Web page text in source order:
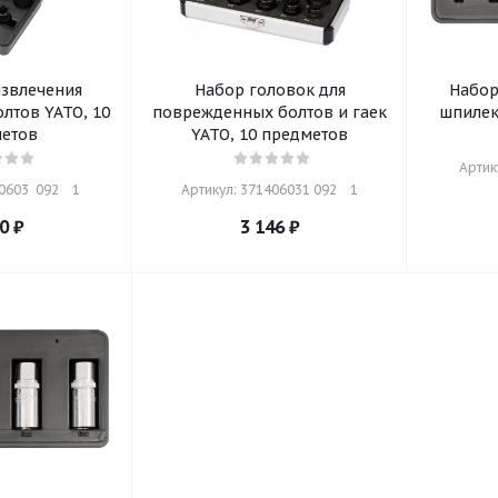
YATO, 10
092    1
₽
Набор головок для
поврежденных болтов и гаек
YATO, 10 предметов
Артикул: 371406031 092    1
3 146₽